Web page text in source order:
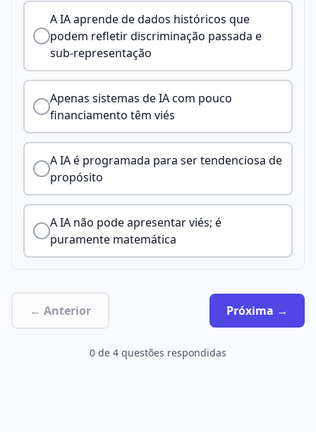
A IA aprende de dados históricos que
podem refletir discriminação passada e
sub-representação
Apenas sistemas de IA com pouco
financiamento têm viés
A IA é programada para ser tendenciosa de
propósito
A IA não pode apresentar viés; é
puramente matemática
← Anterior Próxima →
0 de 4 questões respondidas